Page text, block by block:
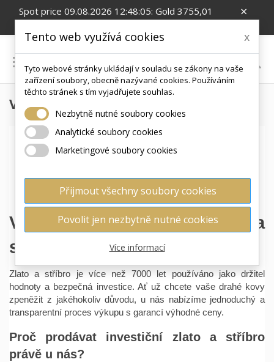
×
Spot price 09.08.2026 12:48:05: Gold 3755,01
EUR/Oz; Silver 54,99 EUR/Oz; CZK/EUR 24.26
0 
Výkup
Výkup investičního zlata a
stříbra Praha i on-line
Zlato a stříbro je více než 7000 let používáno jako držitel
hodnoty a bezpečná investice. Ať už chcete vaše drahé kovy
zpeněžit z jakéhokoliv důvodu, u nás nabízíme jednoduchý a
transparentní proces výkupu s garancí výhodné ceny.
Proč prodávat investiční zlato a stříbro
právě u nás?
Tento web využívá cookies x
Tyto webové stránky ukládají v souladu se zákony na vaše
zařízení soubory, obecně nazývané cookies. Používáním
těchto stránek s tím vyjadřujete souhlas.
Nezbytně nutné soubory cookies
Analytické soubory cookies
Marketingové soubory cookies
Přijmout všechny soubory cookies
Povolit jen nezbytně nutné cookies
Více informací